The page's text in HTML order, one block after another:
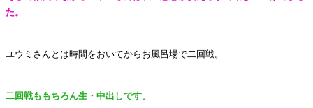
た。
ユウミさんとは時間をおいてからお風呂場で二回戦。
二回戦ももちろん生・中出しです。